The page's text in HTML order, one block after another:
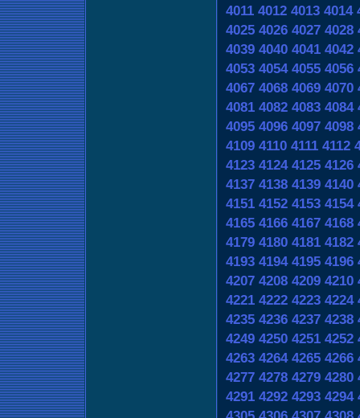
4011 4012 4013 4014
4025 4026 4027 4028
4039 4040 4041 4042
4053 4054 4055 4056
4067 4068 4069 4070
4081 4082 4083 4084
4095 4096 4097 4098
4109 4110 4111 4112
4123 4124 4125 4126
4137 4138 4139 4140
4151 4152 4153 4154
4165 4166 4167 4168
4179 4180 4181 4182
4193 4194 4195 4196
4207 4208 4209 4210
4221 4222 4223 4224
4235 4236 4237 4238
4249 4250 4251 4252
4263 4264 4265 4266
4277 4278 4279 4280
4291 4292 4293 4294